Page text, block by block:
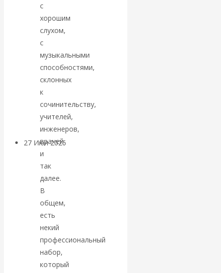
Валентин
Катасонов.
«Мировые
ростовщики»:
вчера и сегодня
27 Июл 2026
валютная система
Валентин
КАтасонов.
«МЕТОД
ОТМЫВАНИЯ
с
хорошим
слухом,
с
музыкальными
способностями,
склонных
к
сочинительству,
учителей,
инженеров,
врачей
и
так
далее.
В
общем,
есть
некий
профессиональный
набор,
который